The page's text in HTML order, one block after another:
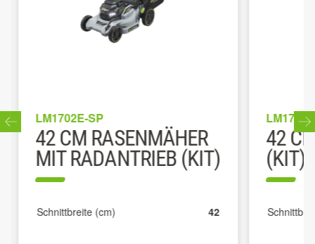
LM1702E-SP
42 CM RASENMÄHER
MIT RADANTRIEB (KIT)
Schnittbreite (cm) 42
LM1701E
42
(KIT)